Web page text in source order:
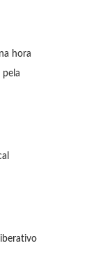
hora
pela